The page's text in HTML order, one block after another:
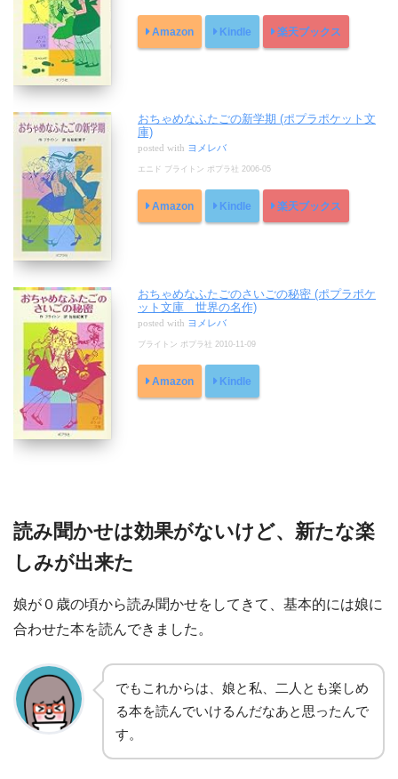
Amazon Kindle 楽天ブックス
おちゃめなふたごの新学期 (ポプラポケット文
庫)
posted with ヨメレバ
エニド ブライトン ポプラ社 2006-05
Amazon Kindle 楽天ブックス
おちゃめなふたごのさいごの秘密 (ポプラポケ
ット文庫 世界の名作)
posted with ヨメレバ
ブライトン ポプラ社 2010-11-09
Amazon Kindle
読み聞かせは効果がないけど、新たな楽
しみが出来た
娘が０歳の頃から読み聞かせをしてきて、基本的には娘に
合わせた本を読んできました。
でもこれからは、娘と私、二人とも楽しめ
る本を読んでいけるんだなあと思ったんで
す。